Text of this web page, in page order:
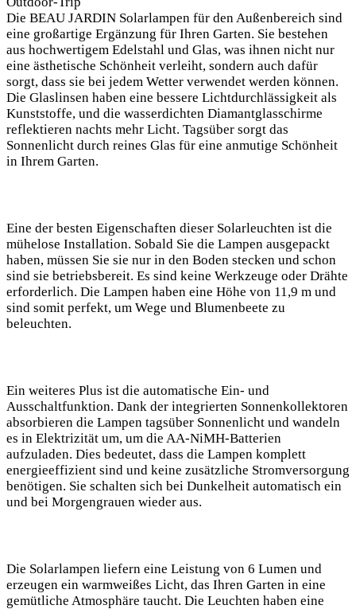
Die BEAU JARDIN Solarlampen für den Außenbereich sind
eine großartige Ergänzung für Ihren Garten. ⁢Sie bestehen
aus hochwertigem Edelstahl und Glas, was ihnen nicht nur
eine ästhetische Schönheit verleiht, sondern auch dafür⁣
sorgt, dass sie bei jedem Wetter verwendet werden können.
Die Glaslinsen haben eine bessere Lichtdurchlässigkeit als
Kunststoffe, und die wasserdichten Diamantglasschirme
reflektieren nachts mehr Licht. Tagsüber sorgt das
Sonnenlicht durch reines Glas für eine anmutige Schönheit
in ⁢Ihrem Garten.
Eine der besten Eigenschaften dieser‍ Solarleuchten‍ ist die
mühelose Installation. Sobald Sie die Lampen ausgepackt
haben, müssen Sie sie nur in den ​Boden stecken und schon
sind sie betriebsbereit. Es sind keine Werkzeuge oder Drähte
erforderlich. Die Lampen haben eine Höhe von 11,9 m und
⁣sind somit perfekt, um Wege und Blumenbeete zu
beleuchten.
Ein ⁢weiteres Plus ist die automatische Ein-⁣ und
Ausschaltfunktion. Dank der integrierten Sonnenkollektoren
absorbieren die‌ Lampen tagsüber Sonnenlicht und wandeln
es in Elektrizität um, um die AA-NiMH-Batterien
⁢aufzuladen. Dies bedeutet, dass die Lampen komplett
energieeffizient sind und keine⁣ zusätzliche Stromversorgung
benötigen. Sie schalten​ sich bei Dunkelheit‌ automatisch ⁣ein
und bei Morgengrauen wieder aus.
Die Solarlampen liefern eine Leistung von 6⁤ Lumen und
erzeugen ein warmweißes Licht, das Ihren Garten​ in eine
gemütliche‍ Atmosphäre taucht. Die Leuchten haben eine